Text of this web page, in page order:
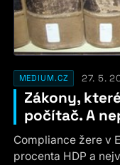
MEDIUM.CZ 27. 5.
Zákony,
počítač. A
Compliance žere v
procenta HDP a